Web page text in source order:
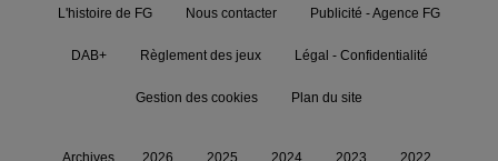
L'histoire de FG Nous contacter Publicité - Agence FG
DAB+ Règlement des jeux Légal - Confidentialité
Gestion des cookies Plan du site
Archives 2026 2025 2024 2023 2022